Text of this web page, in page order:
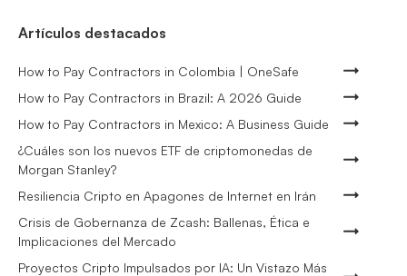
Artículos destacados
How to Pay Contractors in Colombia | OneSafe
How to Pay Contractors in Brazil: A 2026 Guide
How to Pay Contractors in Mexico: A Business Guide
¿Cuáles son los nuevos ETF de criptomonedas de
Morgan Stanley?
Resiliencia Cripto en Apagones de Internet en Irán
Crisis de Gobernanza de Zcash: Ballenas, Ética e
Implicaciones del Mercado
Proyectos Cripto Impulsados por IA: Un Vistazo Más